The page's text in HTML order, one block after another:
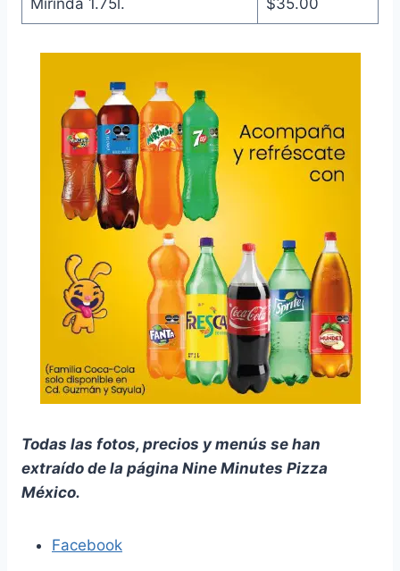
Todas las fotos, precios y menús se han
extraído de la página Nine Minutes Pizza
México.
Facebook